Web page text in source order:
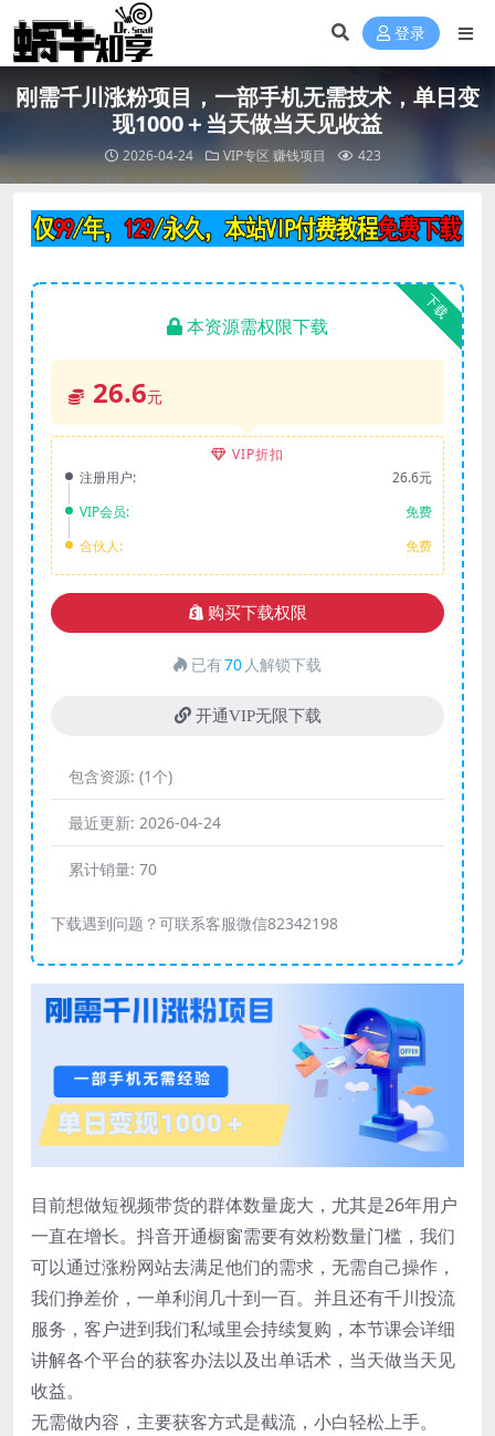
登录
刚需千川涨粉项目，一部手机无需技术，单日变
现1000＋当天做当天见收益
2026-04-24 VIP专区 赚钱项目 423
下载
本资源需权限下载
26.6元
VIP折扣
注册用户:
26.6元
VIP会员:
免费
合伙人:
免费
购买下载权限
已有70 人解锁下载
开通VIP无限下载
包含资源: (1个)
最近更新: 2026-04-24
累计销量: 70
下载遇到问题？可联系客服微信82342198
目前想做短视频带货的群体数量庞大，尤其是26年用户
一直在增长。抖音开通橱窗需要有效粉数量门槛，我们
可以通过涨粉网站去满足他们的需求，无需自己操作，
我们挣差价，一单利润几十到一百。并且还有千川投流
服务，客户进到我们私域里会持续复购，本节课会详细
讲解各个平台的获客办法以及出单话术，当天做当天见
收益。
无需做内容，主要获客方式是截流，小白轻松上手。